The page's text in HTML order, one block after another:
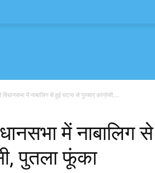
विधानसभा में नाबालिग से हुई घटना से गुस्साए कांग्रेसी,...
में नाबालिग
पुतला फूंका